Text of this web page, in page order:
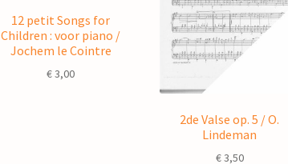
12 petit Songs for
Children : voor piano /
Jochem le Cointre
€3,00
2de Valse op. 5 / O.
Lindeman
€3,50